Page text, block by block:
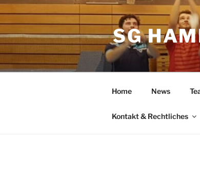
Zum
Inhalt
SG
Home News
Kontakt & Rechtliches